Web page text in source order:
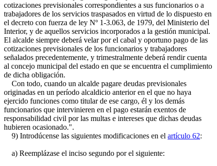
cotizaciones previsionales correspondientes a sus funcionarios o a
trabajadores de los servicios traspasados en virtud de lo dispuesto en
el decreto con fuerza de ley Nº 1-3.063, de 1979, del Ministerio del
Interior, y de aquellos servicios incorporados a la gestión municipal.
El alcalde siempre deberá velar por el cabal y oportuno pago de las
cotizaciones previsionales de los funcionarios y trabajadores
señalados precedentemente, y trimestralmente deberá rendir cuenta
al concejo municipal del estado en que se encuentra el cumplimiento
de dicha obligación.
Con todo, cuando un alcalde pagare deudas previsionales
originadas en un período alcaldicio anterior en el que no haya
ejercido funciones como titular de ese cargo, él y los demás
funcionarios que intervinieren en el pago estarán exentos de
responsabilidad civil por las multas e intereses que dichas deudas
hubieren ocasionado.".
9) Introdúcense las siguientes modificaciones en el artículo 62:
a) Reemplázase el inciso segundo por el siguiente: